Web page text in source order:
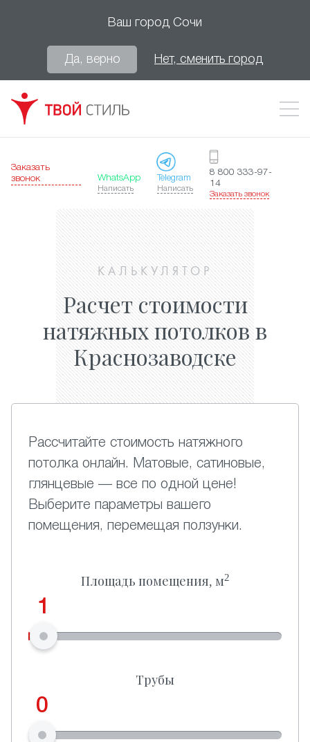
Ваш город Сочи
Да, верно Нет, сменить город
Заказать
звонок
WhatsApp
Написать
Telegram
Написать
8 800 333-97-
14
Заказать звонок
КАЛЬКУЛЯТОР
Расчет стоимости
натяжных потолков в
Краснозаводске
Рассчитайте стоимость натяжного
потолка онлайн. Матовые, сатиновые,
глянцевые — все по одной цене!
Выберите параметры вашего
помещения, перемещая ползунки.
Площадь помещения, м2
1
Трубы
0